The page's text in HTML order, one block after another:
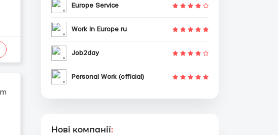
Europe Service
Work In Europe ru
Job2day
Personal Work (official)
Нові компанії: